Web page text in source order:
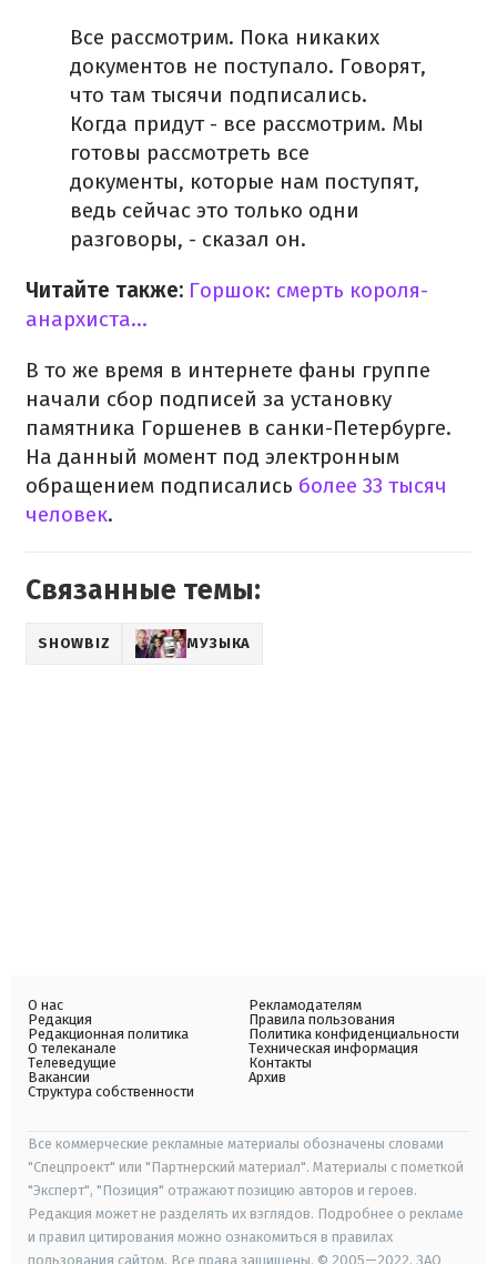
Все рассмотрим. Пока никаких
документов не поступало. Говорят,
что там тысячи подписались.
Когда придут - все рассмотрим. Мы
готовы рассмотреть все
документы, которые нам поступят,
ведь сейчас это только одни
разговоры, - сказал он.
Читайте также: Горшок: смерть короля-
анархиста...
В то же время в интернете фаны группе
начали сбор подписей за установку
памятника Горшенев в санки-Петербурге.
На данный момент под электронным
обращением подписались более 33 тысяч
человек.
Связанные темы:
SHOWBIZ МУЗЫКА
О нас
Редакция
Редакционная политика
О телеканале
Телеведущие
Вакансии
Структура собственности
Рекламодателям
Правила пользования
Политика конфиденциальности
Техническая информация
Контакты
Архив
Все коммерческие рекламные материалы обозначены словами
"Спецпроект" или "Партнерский материал". Материалы с пометкой
"Эксперт", "Позиция" отражают позицию авторов и героев.
Редакция может не разделять их взглядов. Подробнее о рекламе
и правил цитирования можно ознакомиться в правилах
пользования сайтом. Все права защищены. © 2005—2022, ЗАО